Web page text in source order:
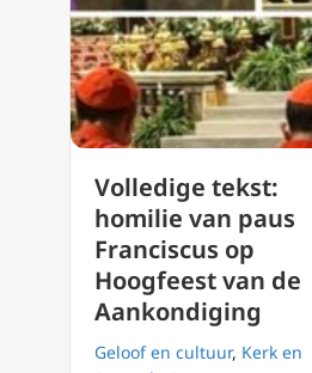
Volledige tekst:
homilie van paus
Franciscus op
Hoogfeest van de
Aankondiging
Geloof en cultuur, Kerk en